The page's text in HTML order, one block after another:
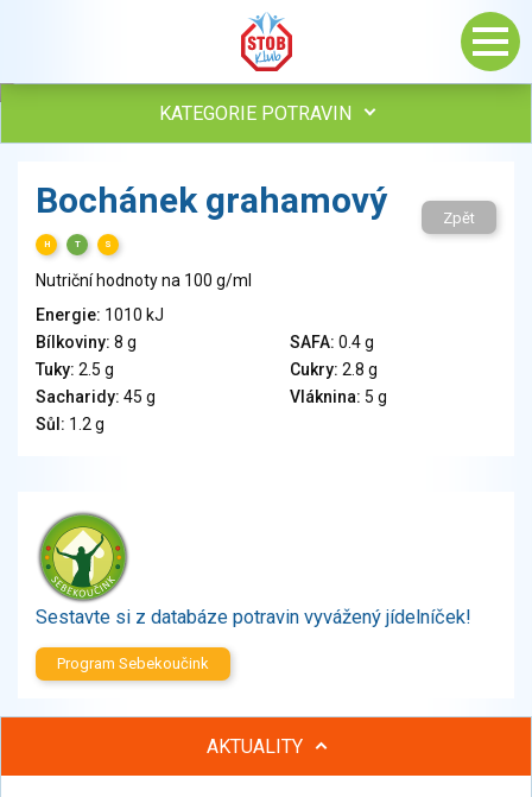
KATEGORIE POTRAVIN
Vejce
Mléko
Veganské a vegetariánské výrobky
Tuky
Obiloviny, mouka, cereální výrobky
Chléb, pečivo, křehké chleby, pufované výrobky
Ořechy, semena
Zelenina
Brambory, luštěniny, houby
Sladkosti, slané výrobky
Ochucovadla, přísady, sladidla
Proteinové výrobky, doplňky stravy
Bochánek grahamový
H T S
Zpět
Nutriční hodnoty na 100 g/ml
Energie: 1010 kJ
Bílkoviny: 8 g SAFA: 0.4 g
Tuky: 2.5 g Cukry: 2.8 g
Sacharidy: 45 g Vláknina: 5 g
Sůl: 1.2 g
Sestavte si z databáze potravin vyvážený jídelníček!
Program Sebekoučink
AKTUALITY